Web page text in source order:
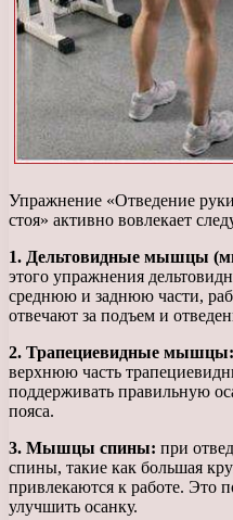
Упражнение «Отведение
стоя» активно вовлекает
1. Дельтовидные мышцы
этого упражнения
среднюю и заднюю части,
отвечают за подъем и
2. Трапециевидные мышцы:
верхнюю часть
поддерживать правильную
пояса.
3. Мышцы спины: при
спины, такие как большая
привлекаются к работе. Это
улучшить осанку.